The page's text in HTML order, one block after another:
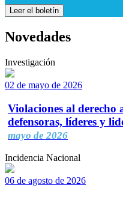
Leer el boletín
Novedades
Investigación
02 de mayo de 2026
Violaciones al derecho
defensoras, líderes y
mayo de 2026
Incidencia Nacional
06 de agosto de 2026